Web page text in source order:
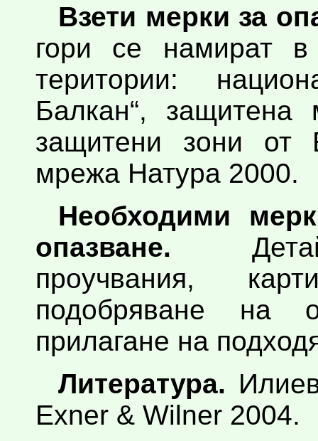
Взети мерки за
гори се намират в
територии:
Балкан“, защитена
защитени зони от
мрежа Натура 2000.
Необходими
опазване.
проучвания,
подобряване на
прилагане на
Литература.
Exner & Wilner 2004.